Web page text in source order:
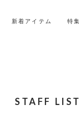
新着アイテム 特集
STAFF LIST